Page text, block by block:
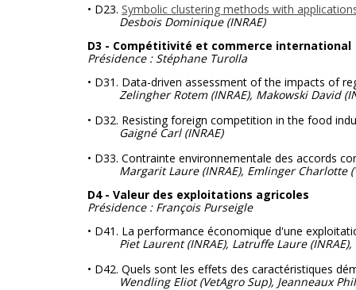
• D23. Symbolic clustering methods with
Desbois Dominique (INRAE)
D3 - Compétitivité et commerce international
Présidence : Stéphane Turolla
• D31. Data-driven assessment of the impacts of
Zelingher Rotem (INRAE), Makowski David
• D32. Resisting foreign competition in the food
Gaigné Carl (INRAE)
• D33. Contrainte environnementale des accords
Margarit Laure (INRAE), Emlinger Charlotte
D4 - Valeur des exploitations agricoles
Présidence : François Purseigle
• D41. La performance économique d'une
Piet Laurent (INRAE), Latruffe Laure (INRAE),
• D42. Quels sont les effets des caractéristiques
Wendling Eliot (VetAgro Sup), Jeanneaux